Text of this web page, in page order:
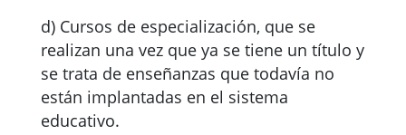
d) Cursos de especialización, que se
realizan una vez que ya se tiene un título y
se trata de enseñanzas que todavía no
están implantadas en el sistema
educativo.